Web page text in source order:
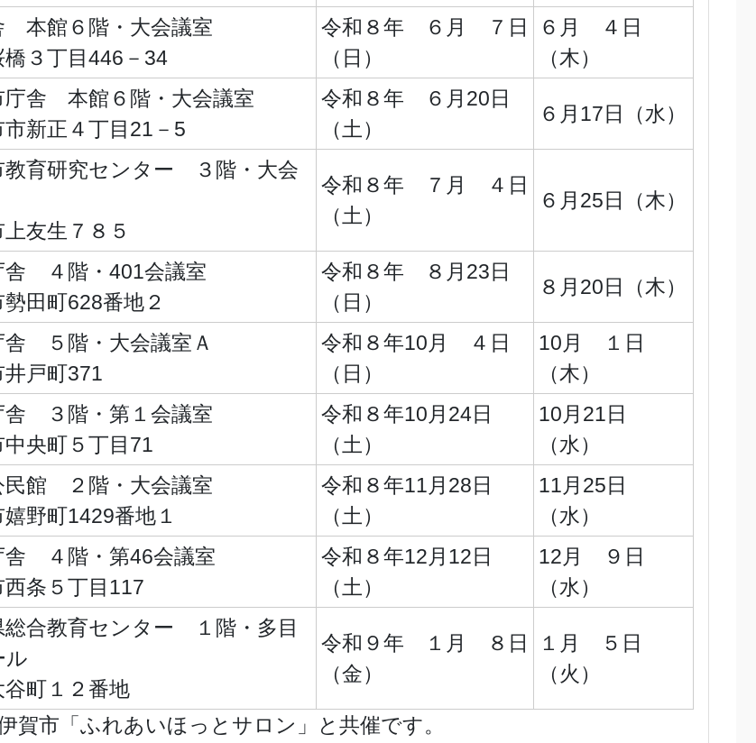
本館６階・大会議室
橋３丁目446－34
令和８年 ６月 ７日
（日）
６月 ４日
（木）
庁舎 本館６階・大会議室
市新正４丁目21－5
令和８年 ６月20日
（土）
６月17日（水）
教育研究センター ３階・大会
友生７８５
令和８年 ７月 ４日
（土）
６月25日（木）
舎 ４階・401会議室
田町628番地２
令和８年 ８月23日
（日）
８月20日（木）
舎 ５階・大会議室Ａ
井戸町371
令和８年10月 ４日
（日）
10月 １日
（木）
舎 ３階・第１会議室
中央町５丁目71
令和８年10月24日
（土）
10月21日
（水）
民館 ２階・大会議室
野町1429番地１
令和８年11月28日
（土）
11月25日
（水）
舎 ４階・第46会議室
条５丁目117
令和８年12月12日
（土）
12月 ９日
（水）
総合教育センター １階・多目
ル
町１２番地
令和９年 １月 ８日
（金）
１月 ５日
（火）
賀市「ふれあいほっとサロン」と共催です。